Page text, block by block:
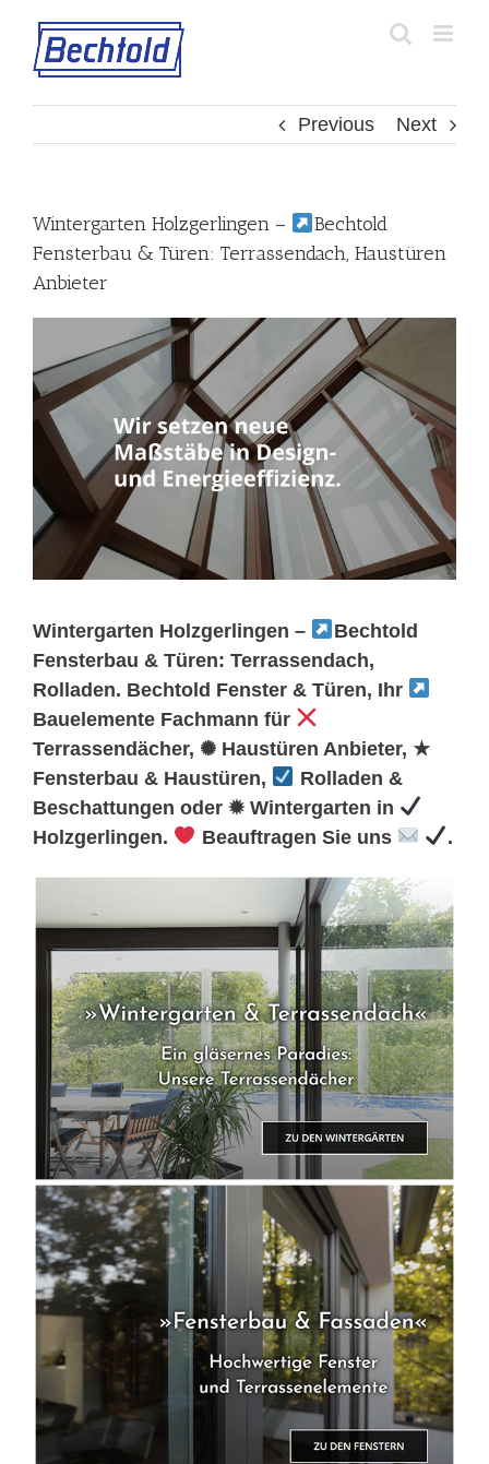
content
Previous Next
Wintergarten Holzgerlingen –
Bechtold
Fensterbau & Türen: Terrassendach, Haustüren
Anbieter
Wintergarten Holzgerlingen –
Bechtold
Fensterbau & Türen: Terrassendach,
Rolladen. Bechtold Fenster & Türen, Ihr
Bauelemente Fachmann für
Terrassendächer, ✺ Haustüren Anbieter, ★
Fensterbau & Haustüren,
Rolladen &
Beschattungen oder ✹ Wintergarten in
Holzgerlingen.
Beauftragen Sie uns .